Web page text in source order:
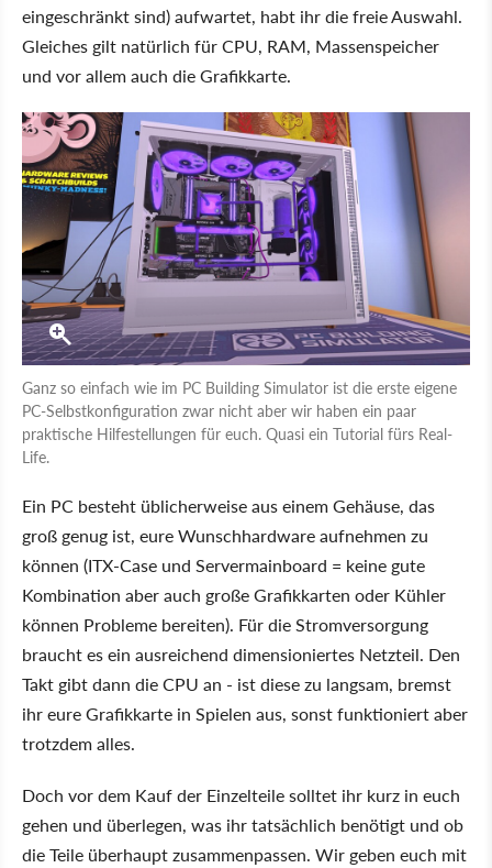
eingeschränkt sind) aufwartet, habt ihr die freie Auswahl.
Gleiches gilt natürlich für CPU, RAM, Massenspeicher
und vor allem auch die Grafikkarte.
Ganz so einfach wie im PC Building Simulator ist die erste eigene
PC-Selbstkonfiguration zwar nicht aber wir haben ein paar
praktische Hilfestellungen für euch. Quasi ein Tutorial fürs Real-
Life.
Ein PC besteht üblicherweise aus einem Gehäuse, das
groß genug ist, eure Wunschhardware aufnehmen zu
können (ITX-Case und Servermainboard = keine gute
Kombination aber auch große Grafikkarten oder Kühler
können Probleme bereiten). Für die Stromversorgung
braucht es ein ausreichend dimensioniertes Netzteil. Den
Takt gibt dann die CPU an - ist diese zu langsam, bremst
ihr eure Grafikkarte in Spielen aus, sonst funktioniert aber
trotzdem alles.
Doch vor dem Kauf der Einzelteile solltet ihr kurz in euch
gehen und überlegen, was ihr tatsächlich benötigt und ob
die Teile überhaupt zusammenpassen. Wir geben euch mit